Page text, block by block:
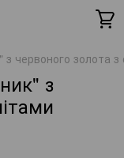
з червоного золота
з